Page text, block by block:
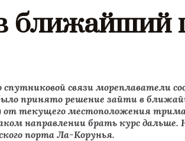
ближайший
связи мореплаватели
принято решение зайти в
текущего местоположения
направлении брать курс
порта Ла-Корунья.